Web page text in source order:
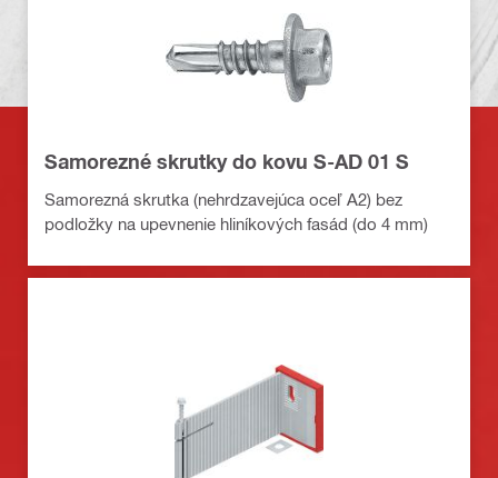
Samorezné skrutky do kovu S-AD 01 S
Samorezná skrutka (nehrdzavejúca oceľ A2) bez
podložky na upevnenie hliníkových fasád (do 4 mm)